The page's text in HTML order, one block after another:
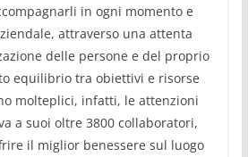
in ogni momento e
attraverso una attenta
delle persone e del proprio
equilibrio tra obiettivi e risorse
molteplici, infatti, le attenzioni
a suoi oltre 3800 collaboratori,
il miglior benessere sul luogo